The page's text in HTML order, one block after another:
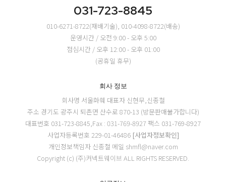
031-723-8845
010-6271-8722(재배기술), 010-4098-8722(배송)
운영시간 / 오전 9:00 - 오후 5:00
점심시간 / 오후 12:00 - 오후 01:00
(공휴일 휴무)
회사 정보
회사명 서울화훼 대표자 신현무,신종철
주소 경기도 광주시 퇴촌면 산수로 870-13 (방문판매불가합니다)
대표번호 031-723-8845,Fax : 031-769-8927 팩스 031-769-8927
사업자등록번호 229-01-46486 [사업자정보확인]
개인정보책임자 신종철 메일 shmfl@naver.com
Copyright (c) (주)커넥트웨이브 ALL RIGHTS RESERVED.